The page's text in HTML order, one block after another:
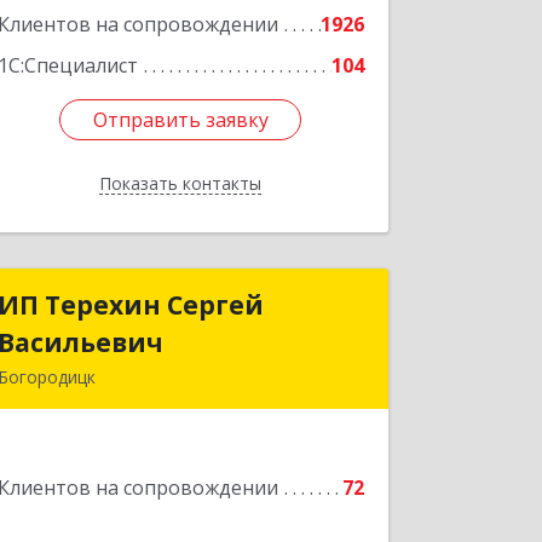
Клиентов на сопровождении
1926
1С:Специалист
104
Отправить заявку
Показать контакты
Отправить заявку
Назад
ИП Терехин Сергей
Васильевич
Богородицк
Клиентов на сопровождении 72
ИП Терехин Сергей